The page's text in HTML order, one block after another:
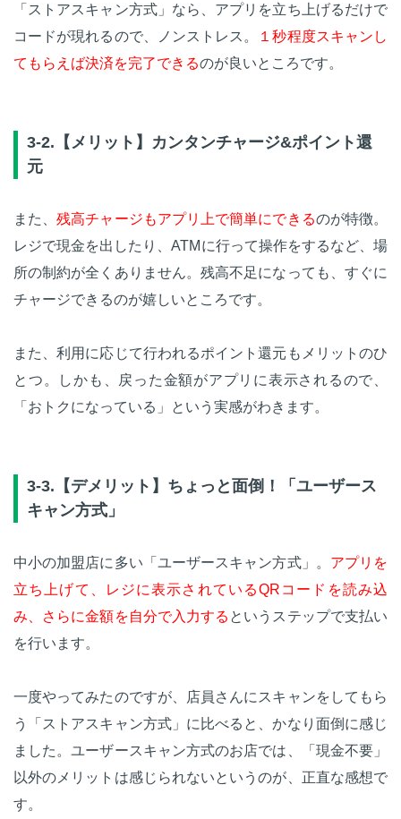
「ストアスキャン方式」なら、アプリを立ち上げるだけで
コードが現れるので、ノンストレス。
１秒程度スキャンし
てもらえば決済を完了できるのが良いところです。
3-2.【メリット】カンタンチャージ&ポイント還
元
また、残高チャージもアプリ上で簡単にできるのが特徴。
レジで現金を出したり、ATMに行って操作をするなど、場
所の制約が全くありません。残高不足になっても、すぐに
チャージできるのが嬉しいところです。
また、利用に応じて行われるポイント還元もメリットのひ
とつ。しかも、戻った金額がアプリに表示されるので、
「おトクになっている」という実感がわきます。
3-3.【デメリット】ちょっと面倒！「ユーザース
キャン方式」
中小の加盟店に多い「ユーザースキャン方式」。 アプリを
立ち上げて、レジに表示されているQRコードを読み込
み、さらに金額を自分で入力する というステップで支払い
を行います。
一度やってみたのですが、店員さんにスキャンをしてもら
う「ストアスキャン方式」に比べると、かなり面倒に感じ
ました。ユーザースキャン方式のお店では、「現金不要」
以外のメリットは感じられないというのが、正直な感想で
す。